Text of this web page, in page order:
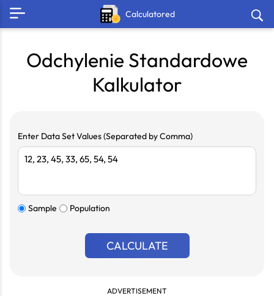
Calculatored
Odchylenie Standardowe
Kalkulator
Enter Data Set Values (Separated by Comma)
Sample Population
CALCULATE
ADVERTISEMENT